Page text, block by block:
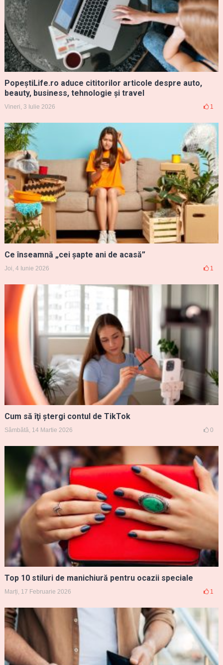
PopeștiLife.ro aduce cititorilor articole despre auto,
beauty, business, tehnologie și travel
Vineri, 3 Iulie 2026 1
Ce înseamnă „cei șapte ani de acasă”
Joi, 4 Iunie 2026 1
Cum să îţi ştergi contul de TikTok
Sâmbătă, 14 Martie 2026 0
Top 10 stiluri de manichiură pentru ocazii speciale
Marți, 17 Februarie 2026 1